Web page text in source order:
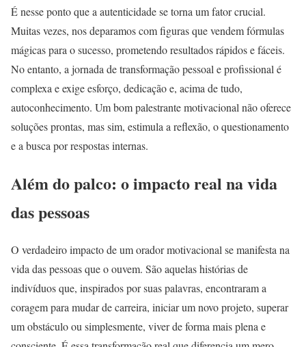
É nesse ponto que a autenticidade se torna um fator crucial.
Muitas vezes, nos deparamos com figuras que vendem fórmulas
mágicas para o sucesso, prometendo resultados rápidos e fáceis.
No entanto, a jornada de transformação pessoal e profissional é
complexa e exige esforço, dedicação e, acima de tudo,
autoconhecimento. Um bom palestrante motivacional não oferece
soluções prontas, mas sim, estimula a reflexão, o questionamento
e a busca por respostas internas.
Além do palco: o impacto real na vida
das pessoas
O verdadeiro impacto de um orador motivacional se manifesta na
vida das pessoas que o ouvem. São aquelas histórias de
indivíduos que, inspirados por suas palavras, encontraram a
coragem para mudar de carreira, iniciar um novo projeto, superar
um obstáculo ou simplesmente, viver de forma mais plena e